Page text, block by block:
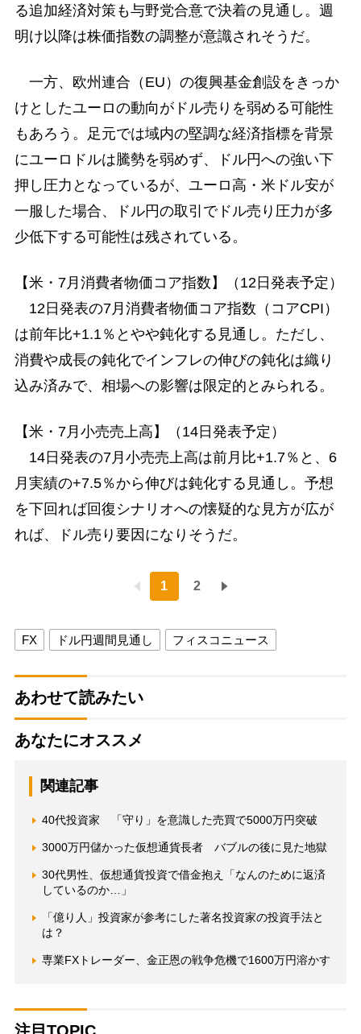
る追加経済対策も与野党合意で決着の見通し。週
明け以降は株価指数の調整が意識されそうだ。
一方、欧州連合（EU）の復興基金創設をきっか
けとしたユーロの動向がドル売りを弱める可能性
もあろう。足元では域内の堅調な経済指標を背景
にユーロドルは騰勢を弱めず、ドル円への強い下
押し圧力となっているが、ユーロ高・米ドル安が
一服した場合、ドル円の取引でドル売り圧力が多
少低下する可能性は残されている。
【米・7月消費者物価コア指数】（12日発表予定）
12日発表の7月消費者物価コア指数（コアCPI）
は前年比+1.1％とやや鈍化する見通し。ただし、
消費や成長の鈍化でインフレの伸びの鈍化は織り
込み済みで、相場への影響は限定的とみられる。
【米・7月小売売上高】（14日発表予定）
14日発表の7月小売売上高は前月比+1.7％と、6
月実績の+7.5％から伸びは鈍化する見通し。予想
を下回れば回復シナリオへの懐疑的な見方が広が
れば、ドル売り要因になりそうだ。
1 2
FX ドル円週間見通し フィスコニュース
あわせて読みたい
あなたにオススメ
関連記事
40代投資家 「守り」を意識した売買で5000万円突破
3000万円儲かった仮想通貨長者 バブルの後に見た地獄
30代男性、仮想通貨投資で借金抱え「なんのために返済
しているのか…」
「億り人」投資家が参考にした著名投資家の投資手法と
は？
専業FXトレーダー、金正恩の戦争危機で1600万円溶かす